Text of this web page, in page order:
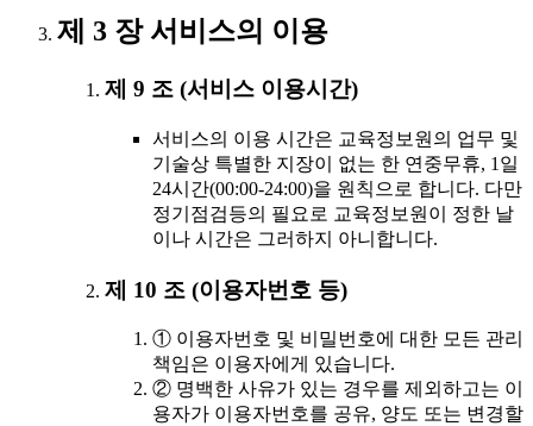
제 3 장 서비스의 이용
제 9 조 (서비스 이용시간)
서비스의 이용 시간은 교육정보원의 업무 및
기술상 특별한 지장이 없는 한 연중무휴, 1일
24시간(00:00-24:00)을 원칙으로 합니다. 다만
정기점검등의 필요로 교육정보원이 정한 날
이나 시간은 그러하지 아니합니다.
제 10 조 (이용자번호 등)
① 이용자번호 및 비밀번호에 대한 모든 관리
책임은 이용자에게 있습니다.
② 명백한 사유가 있는 경우를 제외하고는 이
용자가 이용자번호를 공유, 양도 또는 변경할